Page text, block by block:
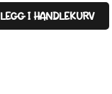
var:
490 kr.
er:
299 kr.
LEGG I HANDLEKURV